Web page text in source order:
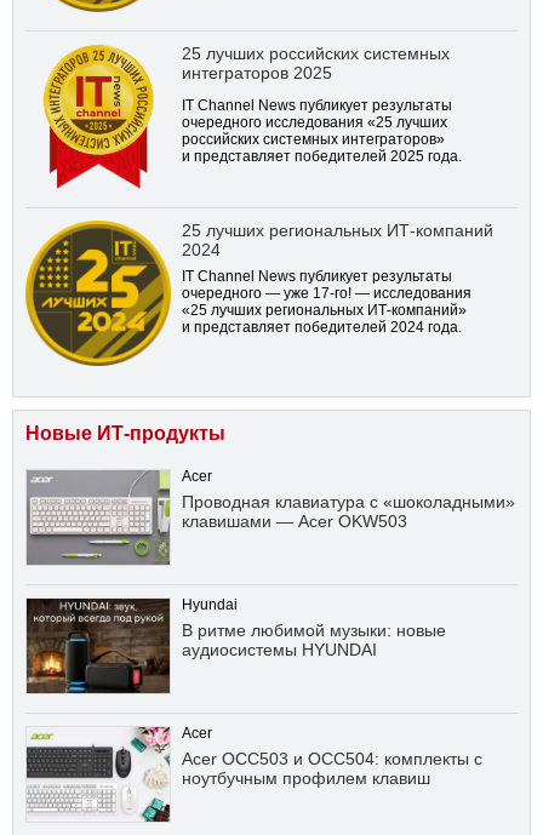
25 лучших российских системных
интеграторов 2025
IT Channel News публикует результаты
очередного исследования «25 лучших
российских системных интеграторов»
и представляет победителей 2025 года.
25 лучших региональных ИТ-компаний
2024
IT Channel News публикует результаты
очередного — уже 17-го! — исследования
«25 лучших региональных ИТ-компаний»
и представляет победителей 2024 года.
Новые ИТ-продукты
Acer
Проводная клавиатура с «шоколадными»
клавишами — Acer OKW503
Hyundai
В ритме любимой музыки: новые
аудиосистемы HYUNDAI
Acer
Acer OCC503 и OCC504: комплекты с
ноутбучным профилем клавиш